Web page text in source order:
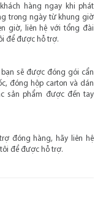
hàng ngay khi phát
trong ngày từ khung giờ
giờ, liên hệ với tổng đài
để được hỗ trợ.
sẽ được đóng gói cẩn
đóng hộp carton và dán
sản phẩm được đến tay
đóng hàng, hãy liên hệ
để được hỗ trợ.